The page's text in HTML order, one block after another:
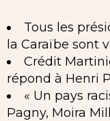
Tous les
la Caraïbe sont
Crédit
répond à Henri
« Un pays
Pagny, Moira